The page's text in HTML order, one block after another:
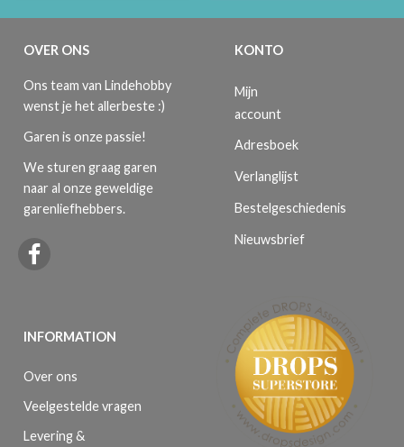
OVER ONS
Ons team van Lindehobby
wenst je het allerbeste :)
Garen is onze passie!
We sturen graag garen
naar al onze geweldige
garenliefhebbers.
INFORMATION
Over ons
Veelgestelde vragen
Levering &
KONTO
Mijn
account
Adresboek
Verlanglijst
Bestelgeschiedenis
Nieuwsbrief